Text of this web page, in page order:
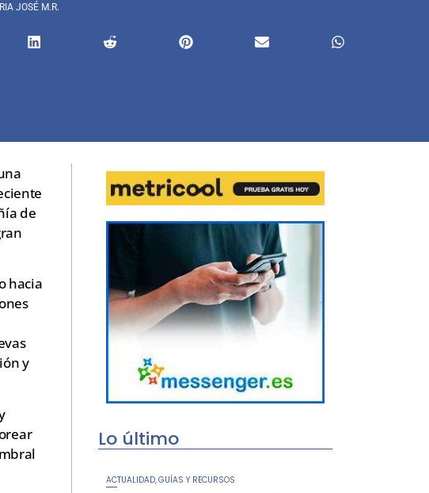
JOSÉ M.R.
de
hacia
y
Lo último
ACTUALIDAD GUÍAS Y RECURSOS